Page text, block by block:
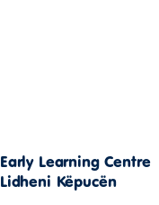
Early Learning Centre
Lidheni Këpucën